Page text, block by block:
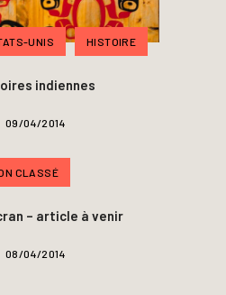
UNIS HISTOIRE
indiennes
09/04/2014
CLASSÉ
– article à venir
08/04/2014